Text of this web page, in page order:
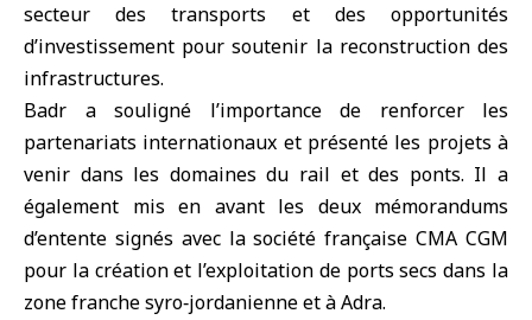
secteur des transports et des opportunités
d’investissement pour soutenir la reconstruction des
infrastructures.
Badr a souligné l’importance de renforcer les
partenariats internationaux et présenté les projets à
venir dans les domaines du rail et des ponts. Il a
également mis en avant les deux mémorandums
d’entente signés avec la société française CMA CGM
pour la création et l’exploitation de ports secs dans la
zone franche syro‑jordanienne et à Adra.